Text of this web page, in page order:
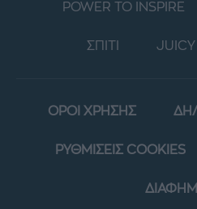
POWER TO INSPIRE
ΣΠΙΤΙ JUICY
ΟΡΟΙ ΧΡΗΣΗΣ
ΡΥΘΜΙΣΕΙΣ COOKIES